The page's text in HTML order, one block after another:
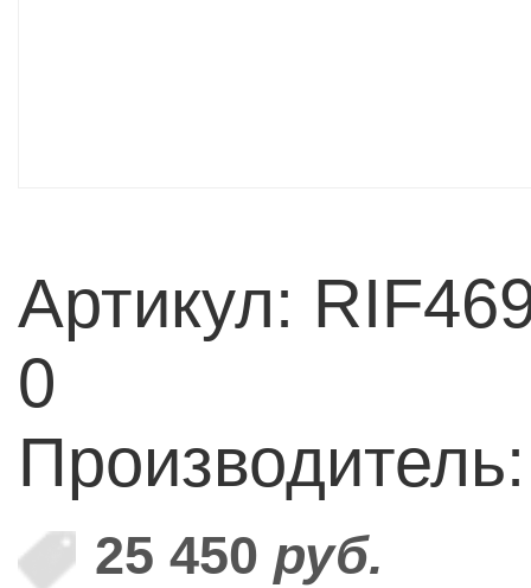
Артикул:
0
25 450 руб.